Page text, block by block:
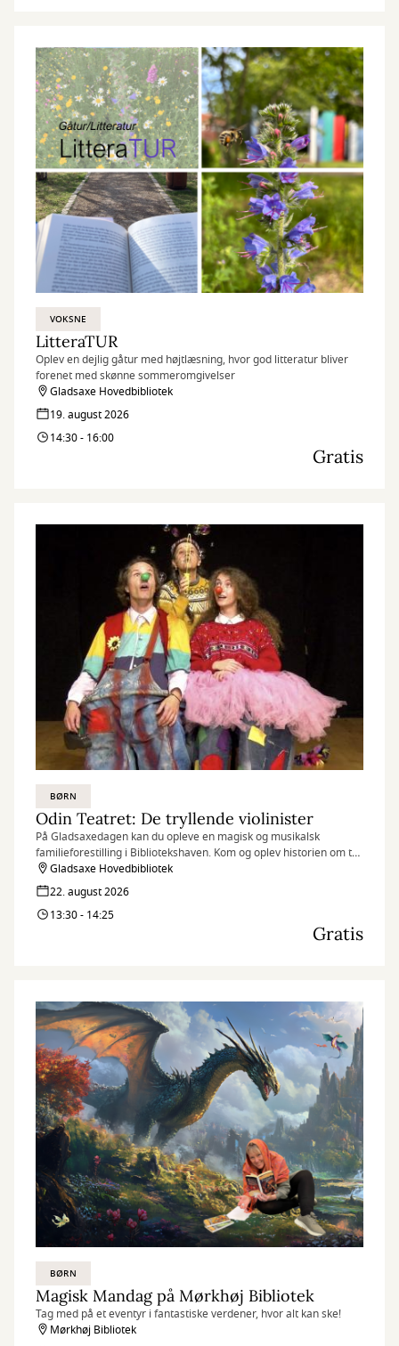
VOKSNE
LitteraTUR
Oplev en dejlig gåtur med højtlæsning, hvor god litteratur bliver
forenet med skønne sommeromgivelser
Gladsaxe Hovedbibliotek
19. august 2026
14:30 - 16:00
Gratis
BØRN
Odin Teatret: De tryllende violinister
På Gladsaxedagen kan du opleve en magisk og musikalsk
familieforestilling i Bibliotekshaven. Kom og oplev historien om to
violinister, der hellere vil blive til klovne frem for at spille violin
hele dagen.
Gladsaxe Hovedbibliotek
22. august 2026
13:30 - 14:25
Gratis
BØRN
Magisk Mandag på Mørkhøj Bibliotek
Tag med på et eventyr i fantastiske verdener, hvor alt kan ske!
Mørkhøj Bibliotek